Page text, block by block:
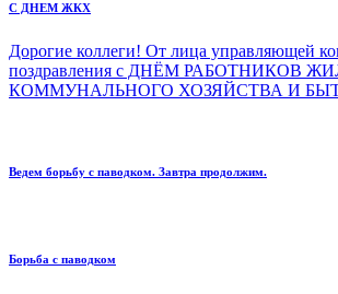
С ДНЕМ ЖКХ
Дорогие коллеги! От лица управляющей
поздравления с ДНЁМ РАБОТНИКОВ
КОММУНАЛЬНОГО ХОЗЯЙСТВА И
Ведем борьбу с паводком. Завтра продолжим.
Борьба с паводком